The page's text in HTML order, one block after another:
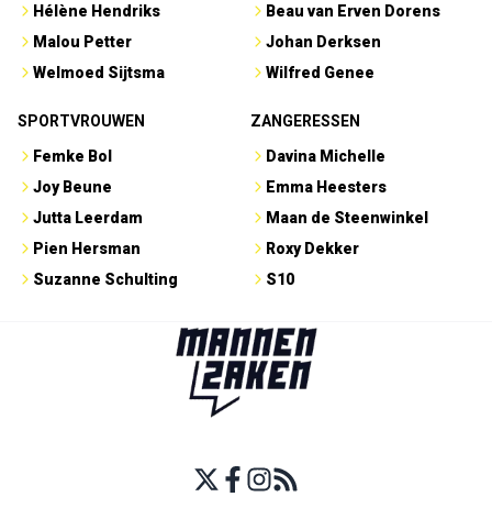
Hélène Hendriks
Malou Petter
Welmoed Sijtsma
Beau van Erven Dorens
Johan Derksen
Wilfred Genee
SPORTVROUWEN
Femke Bol
Joy Beune
Jutta Leerdam
Pien Hersman
Suzanne Schulting
ZANGERESSEN
Davina Michelle
Emma Heesters
Maan de Steenwinkel
Roxy Dekker
S10